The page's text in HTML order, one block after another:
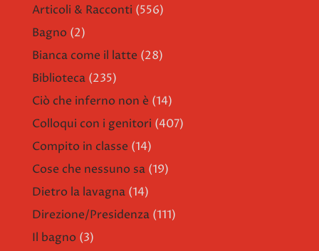
Articoli & Racconti (556)
Bagno (2)
Bianca come il latte (28)
Biblioteca (235)
Ciò che inferno non è (14)
Colloqui con i genitori (407)
Compito in classe (14)
Cose che nessuno sa (19)
Dietro la lavagna (14)
Direzione/Presidenza (111)
Il bagno (3)